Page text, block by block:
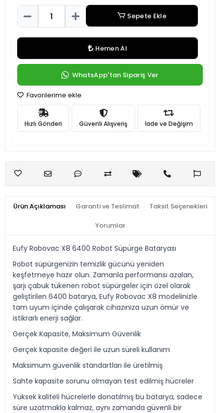
Sepete Ekle
Hemen Al
WhatsApp'tan Sipariş Ver
Favorilerime ekle
Hızlı Gönderi Güvenli Alışveriş İade ve Değişim
Ürün Açıklaması Garanti ve Teslimat Taksit Seçenekleri
Yorumlar
Eufy Robovac X8 6400 Robot Süpürge Bataryası
Robot süpürgenizin temizlik gücünü yeniden
keşfetmeye hazır olun. Zamanla performansı azalan,
şarjı çabuk tükenen robot süpürgeler için özel olarak
geliştirilen 6400 batarya, Eufy Robovac X8 modelinizle
tam uyum içinde çalışarak cihazınıza uzun ömür ve
istikrarlı enerji sağlar.
Gerçek Kapasite, Maksimum Güvenlik
Gerçek kapasite değeri ile uzun süreli kullanım
Maksimum güvenlik standartları ile üretilmiş
Sahte kapasite sorunu olmayan test edilmiş hücreler
Yüksek kaliteli hücrelerle donatılmış bu batarya, sadece
süre uzatmakla kalmaz, aynı zamanda güvenli bir